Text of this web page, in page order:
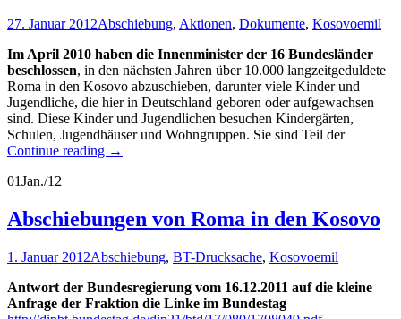
27. Januar 2012Abschiebung, Aktionen, Dokumente, Kosovoemil
Im April 2010 haben die Innenminister der 16 Bundesländer
beschlossen, in den nächsten Jahren über 10.000 langzeitgeduldete
Roma in den Kosovo abzuschieben, darunter viele Kinder und
Jugendliche, die hier in Deutschland geboren oder aufgewachsen
sind. Diese Kinder und Jugendlichen besuchen Kindergärten,
Schulen, Jugendhäuser und Wohngruppen. Sie sind Teil der
Continue reading →
01Jan./12
Abschiebungen von Roma in den Kosovo
1. Januar 2012Abschiebung, BT-Drucksache, Kosovoemil
Antwort der Bundesregierung vom 16.12.2011 auf die kleine
Anfrage der Fraktion die Linke im Bundestag